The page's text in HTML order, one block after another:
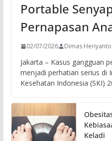
Portable
Pernapasan
02/07/2026 Dimas Heriyanto
Jakarta – Kasus gangguan
menjadi perhatian serius di
Kesehatan Indonesia (SKI)
Keladi